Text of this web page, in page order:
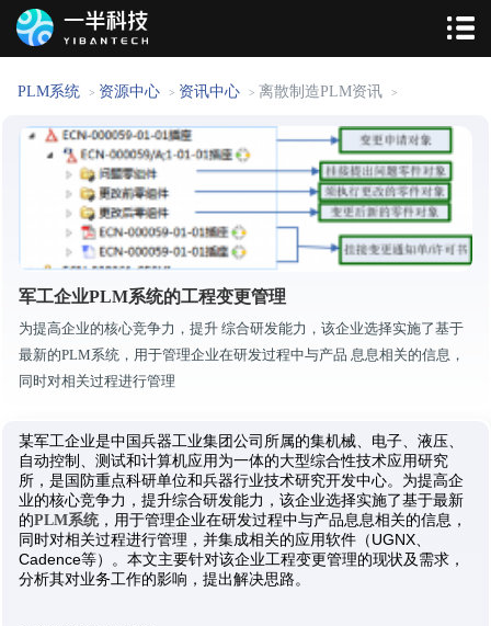
PLM系统 > 资源中心 > 资讯中心 > 离散制造PLM资讯 >
军工企业PLM系统的工程变更管理
为提高企业的核心竞争力，提升 综合研发能力，该企业选择实施了基于
最新的PLM系统，用于管理企业在研发过程中与产品 息息相关的信息，
同时对相关过程进行管理
某军工企业是中国兵器工业集团公司所属的集机械、电子、液压、
自动控制、测试和计算机应用为一体的大型综合性技术应用研究
所，是国防重点科研单位和兵器行业技术研究开发中心。为提高企
业的核心竞争力，提升综合研发能力，该企业选择实施了基于最新
的PLM系统，用于管理企业在研发过程中与产品息息相关的信息，
同时对相关过程进行管理，并集成相关的应用软件（UGNX、
Cadence等）。本文主要针对该企业工程变更管理的现状及需求，
分析其对业务工作的影响，提出解决思路。